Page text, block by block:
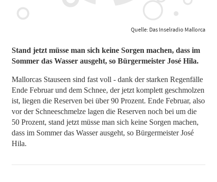
Quelle: Das Inselradio Mallorca
Stand jetzt müsse man sich keine Sorgen machen, dass im
Sommer das Wasser ausgeht, so Bürgermeister José Hila.
Mallorcas Stauseen sind fast voll - dank der starken Regenfälle
Ende Februar und dem Schnee, der jetzt komplett geschmolzen
ist, liegen die Reserven bei über 90 Prozent. Ende Februar, also
vor der Schneeschmelze lagen die Reserven noch bei um die
50 Prozent, stand jetzt müsse man sich keine Sorgen machen,
dass im Sommer das Wasser ausgeht, so Bürgermeister José
Hila.